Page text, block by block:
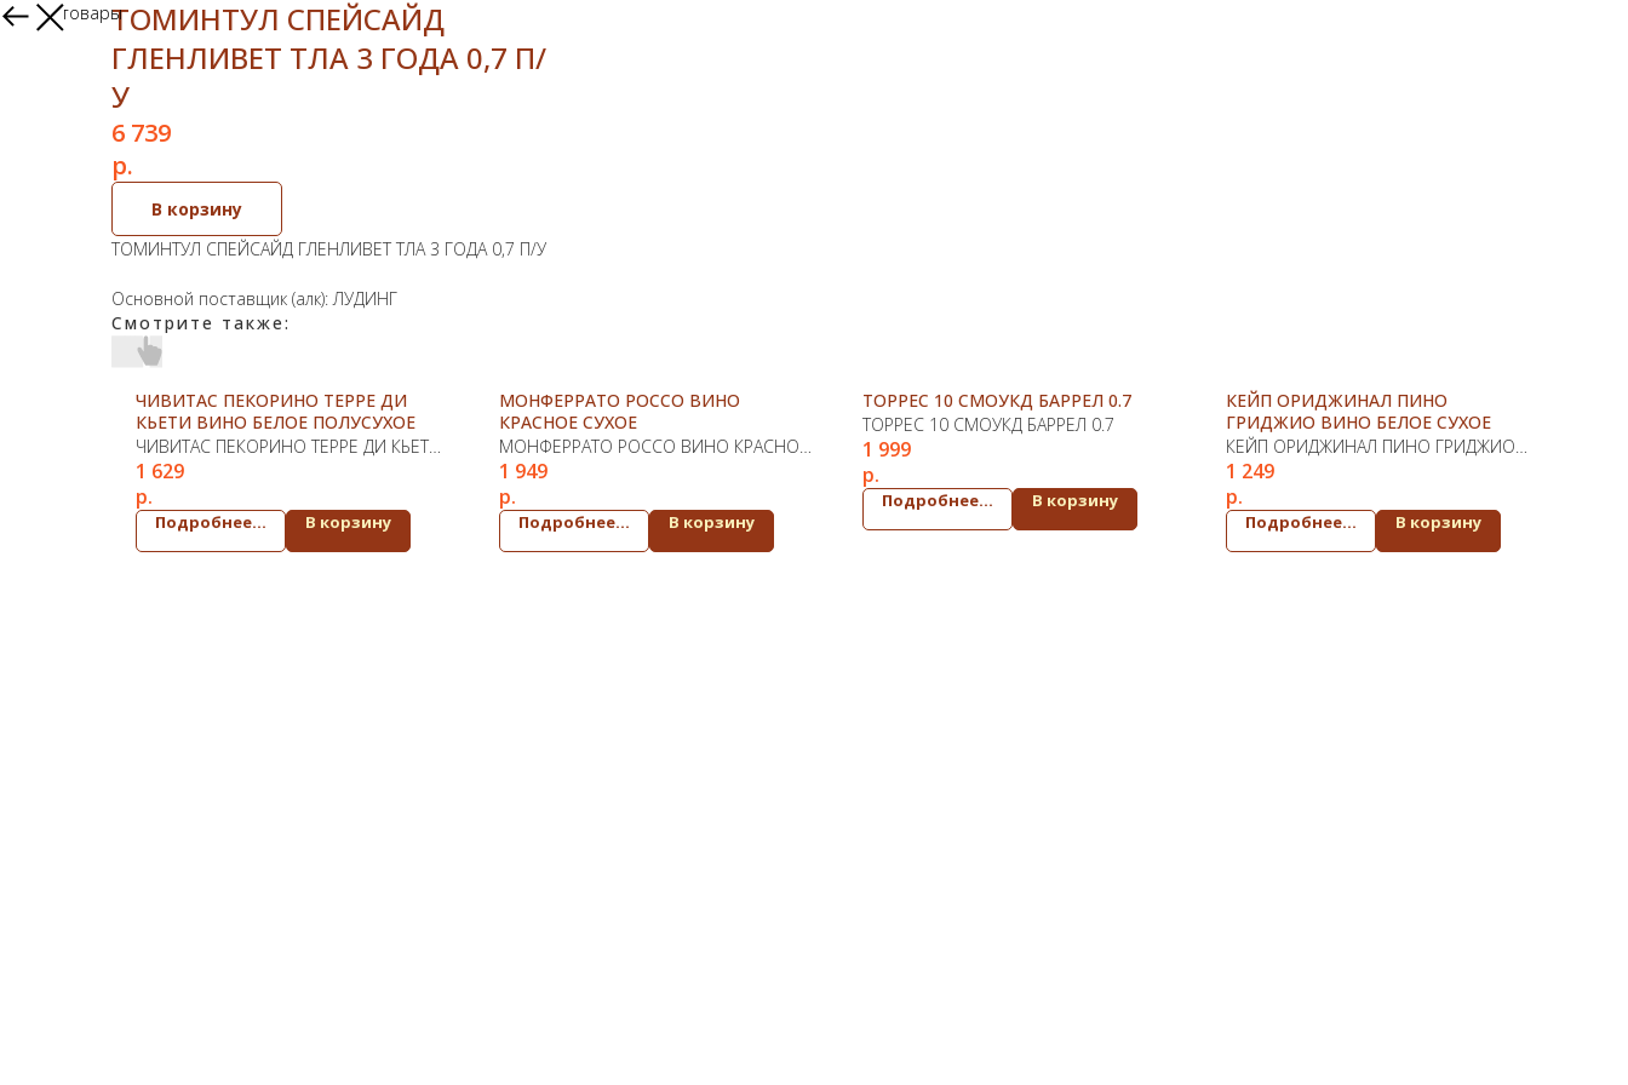
Другие товарыТОМИНТУЛ СПЕЙСАЙД
ГЛЕНЛИВЕТ ТЛА 3 ГОДА 0,7 П/
У
6 739
р.
В корзину
ТОМИНТУЛ СПЕЙСАЙД ГЛЕНЛИВЕТ ТЛА 3 ГОДА 0,7 П/У
Основной поставщик (алк): ЛУДИНГ
Смотрите также:
ЧИВИТАС ПЕКОРИНО ТЕРРЕ ДИ
КЬЕТИ ВИНО БЕЛОЕ ПОЛУСУХОЕ
ЧИВИТАС ПЕКОРИНО ТЕРРЕ ДИ КЬЕТИ
ВИНО БЕЛОЕ ПОЛУСУХОЕ
1 629
р.
Подробнее... В корзину
МОНФЕРРАТО РОССО ВИНО
КРАСНОЕ СУХОЕ
МОНФЕРРАТО РОССО ВИНО КРАСНОЕ
СУХОЕ
1 949
р.
Подробнее... В корзину
ТОРРЕС 10 СМОУКД БАРРЕЛ 0.7
ТОРРЕС 10 СМОУКД БАРРЕЛ 0.7
1 999
р.
Подробнее... В корзину
КЕЙП ОРИДЖИНАЛ ПИНО
ГРИДЖИО ВИНО БЕЛОЕ СУХОЕ
КЕЙП ОРИДЖИНАЛ ПИНО ГРИДЖИО
ВИНО БЕЛОЕ СУХОЕ
1 249
р.
Подробнее... В корзину